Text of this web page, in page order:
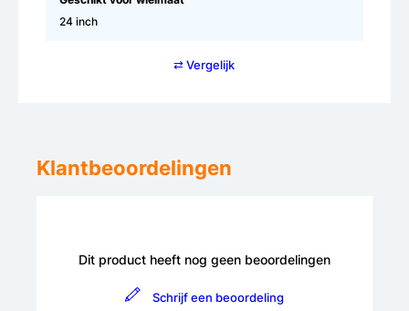
24 inch
⇄ Vergelijk
Klantbeoordelingen
Dit product heeft nog geen beoordelingen
Schrijf een beoordeling